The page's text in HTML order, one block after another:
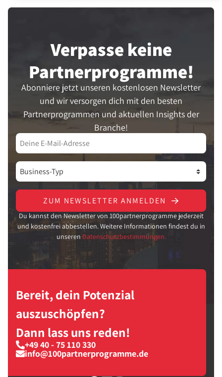
Verpasse keine
Partner­programme!
Abonniere jetzt unseren kostenlosen Newsletter
und wir versorgen dich mit den besten
Partnerprogrammen und aktuellen Insights der
Branche!
ZUM NEWSLETTER ANMELDEN
Du kannst den Newsletter von 100partnerprogramme jederzeit
und kostenfrei abbestellen. Weitere Informationen findest du in
unseren Datenschutzbestimmungen.
Bereit, dein Potenzial
auszuschöpfen?
Dann lass uns reden!
+49 40 - 75 110 330
info@100partnerprogramme.de